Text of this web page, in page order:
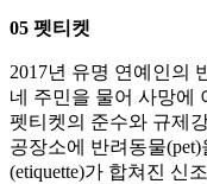
05 펫티켓
2017년 유명 연예인의
네 주민을 물어 사망에
펫티켓의 준수와 규제
공장소에 반려동물
(etiquette)가 합쳐진 신